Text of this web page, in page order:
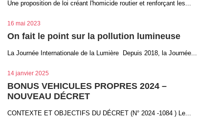
Une proposition de loi créant l'homicide routier et renforçant les...
16 mai 2023
On fait le point sur la pollution lumineuse
La Journée Internationale de la Lumière Depuis 2018, la Journée...
14 janvier 2025
BONUS VEHICULES PROPRES 2024 –
NOUVEAU DÉCRET
CONTEXTE ET OBJECTIFS DU DÉCRET (N° 2024 -1084 ) Le...